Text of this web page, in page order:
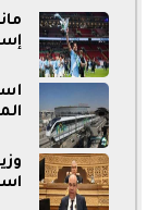
استيعاب